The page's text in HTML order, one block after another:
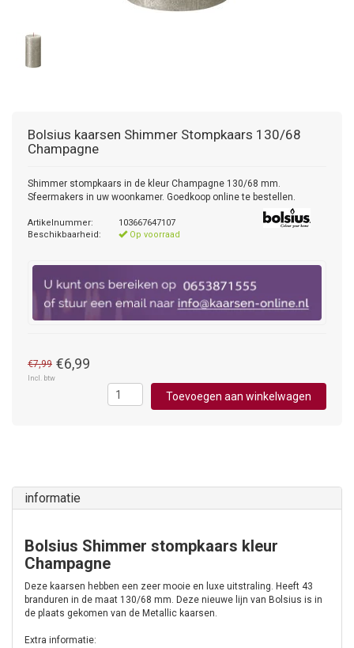
Bolsius kaarsen Shimmer Stompkaars 130/68
Champagne
Shimmer stompkaars in de kleur Champagne 130/68 mm.
Sfeermakers in uw woonkamer. Goedkoop online te bestellen.
Artikelnummer:
103667647107
Beschikbaarheid:
Op voorraad
€7,99 €6,99
Incl. btw
Toevoegen aan winkelwagen
informatie
Bolsius Shimmer stompkaars kleur
Champagne
Deze kaarsen hebben een zeer mooie en luxe uitstraling. Heeft 43
branduren in de maat 130/68 mm. Deze nieuwe lijn van Bolsius is in
de plaats gekomen van de Metallic kaarsen.
Extra informatie: